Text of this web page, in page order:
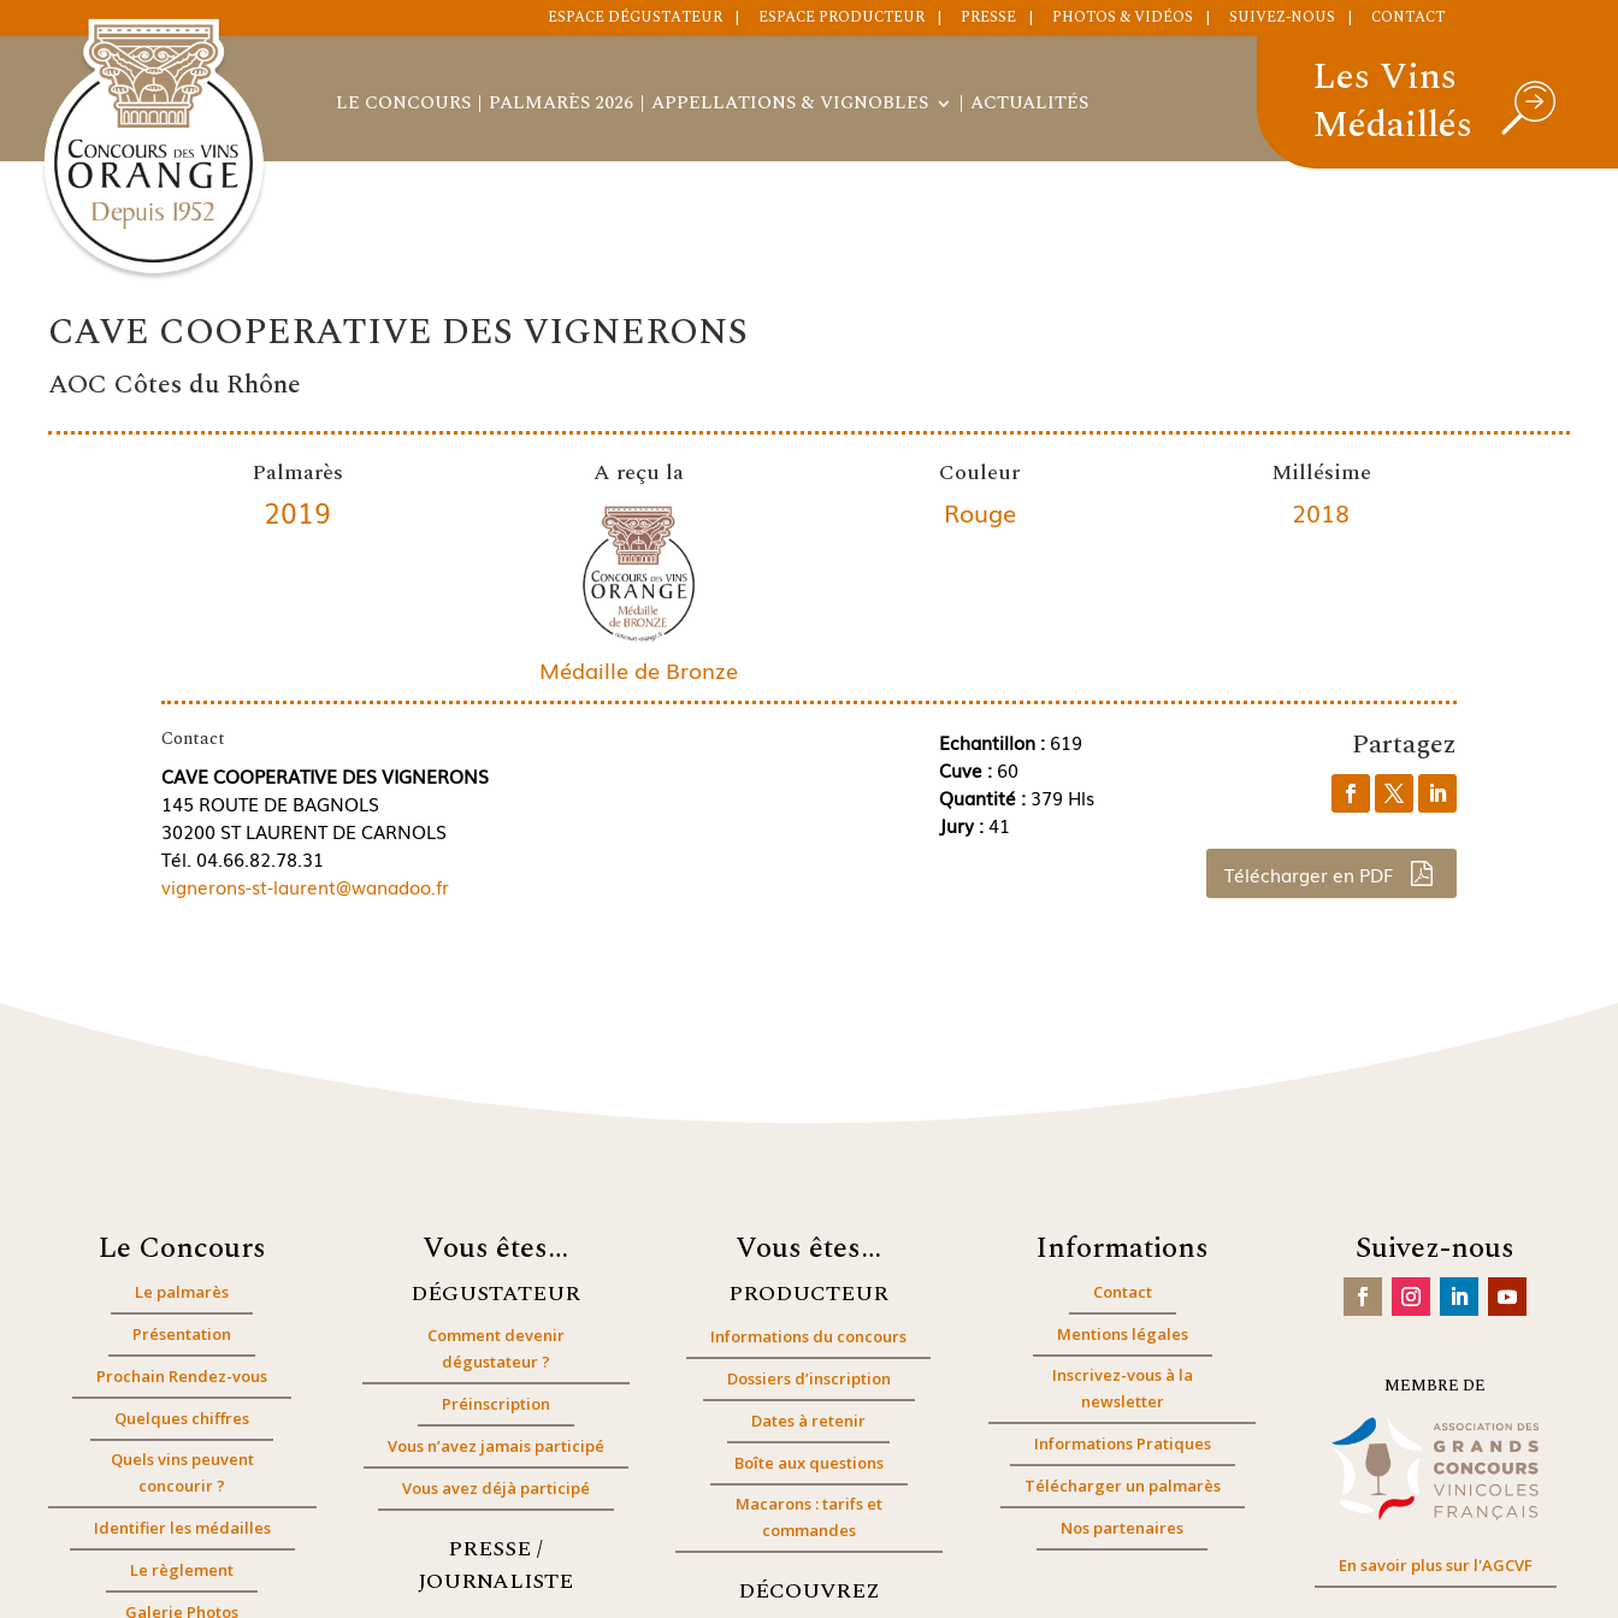
ESPACE DÉGUSTATEUR ESPACE PRODUCTEUR PRESSE PHOTOS & VIDÉOS SUIVEZ-NOUS CONTACT
LE CONCOURS PALMARÈS 2026 APPELLATIONS & VIGNOBLES ACTUALITÉS
Les Vins
Médaillés
CAVE COOPERATIVE DES VIGNERONS
AOC Côtes du Rhône
Palmarès
2019
A reçu la
Médaille de Bronze
Couleur
Rouge
Millésime
2018
Contact
CAVE COOPERATIVE DES VIGNERONS
145 ROUTE DE BAGNOLS
30200 ST LAURENT DE CARNOLS
Tél. 04.66.82.78.31
vignerons-st-laurent@wanadoo.fr
Echantillon :619
Cuve : 60
Quantité : 379 Hls
Jury :41
Partagez
Télécharger en PDF
Le Concours
Le palmarès
Présentation
Prochain Rendez-vous
Quelques chiffres
Quels vins peuvent
concourir ?
Identifier les médailles
Le règlement
Galerie Photos
Vous êtes…
DÉGUSTATEUR
Comment devenir
dégustateur ?
Préinscription
Vous n’avez jamais participé
Vous avez déjà participé
PRESSE /
JOURNALISTE
Vous êtes…
PRODUCTEUR
Informations du concours
Dossiers d’inscription
Dates à retenir
Boîte aux questions
Macarons : tarifs et
commandes
DÉCOUVREZ
Informations
Contact
Mentions légales
Inscrivez-vous à la
newsletter
Informations Pratiques
Télécharger un palmarès
Nos partenaires
Suivez-nous
MEMBRE DE
En savoir plus sur l'AGCVF